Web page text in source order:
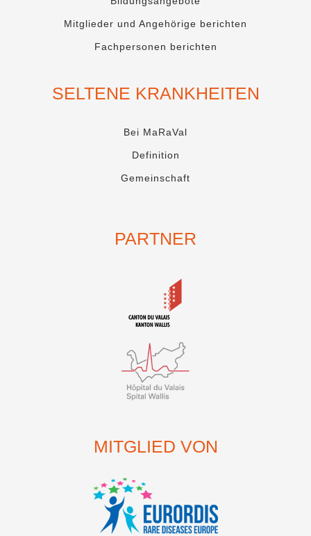
Mitglieder und Angehörige berichten
Fachpersonen berichten
SELTENE KRANKHEITEN
Bei MaRaVal
Definition
Gemeinschaft
PARTNER
MITGLIED VON